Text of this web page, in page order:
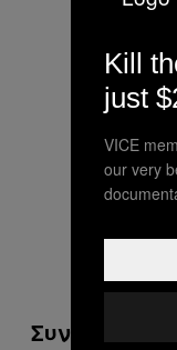
Kill
just
VICE
our very